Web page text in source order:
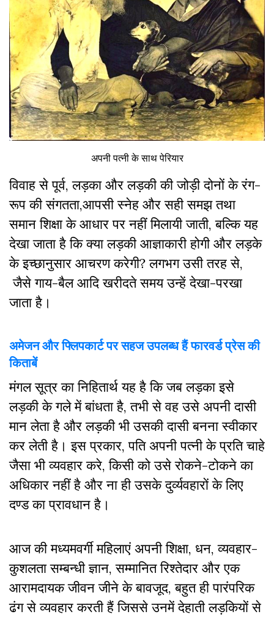
अपनी पत्नी के साथ पेरियार
विवाह से पूर्व, लड़का और लड़की की जोड़ी दोनों के रंग-
रूप की संगतता,आपसी स्नेह और सही समझ तथा
समान शिक्षा के आधार पर नहीं मिलायी जाती, बल्कि यह
देखा जाता है कि क्या लड़की आज्ञाकारी होगी और लड़के
के इच्छानुसार आचरण करेगी? लगभग उसी तरह से,
जैसे गाय-बैल आदि खरीदते समय उन्हें देखा-परखा
जाता है।
अमेजन और फ्लिपकार्ट पर सहज उपलब्ध हैं फारवर्ड प्रेस की
किताबें
मंगल सूत्र का निहितार्थ यह है कि जब लड़का इसे
लड़की के गले में बांधता है, तभी से वह उसे अपनी दासी
मान लेता है और लड़की भी उसकी दासी बनना स्वीकार
कर लेती है। इस प्रकार, पति अपनी पत्नी के प्रति चाहे
जैसा भी व्यवहार करे, किसी को उसे रोकने-टोकने का
अधिकार नहीं है और ना ही उसके दुर्व्यवहारों के लिए
दण्ड का प्रावधान है।
आज की मध्यमवर्गी महिलाएं अपनी शिक्षा, धन, व्यवहार-
कुशलता सम्बन्धी ज्ञान, सम्मानित रिश्तेदार और एक
आरामदायक जीवन जीने के बावजूद, बहुत ही पारंपरिक
ढंग से व्यवहार करती हैं जिससे उनमें देहाती लड़कियों से